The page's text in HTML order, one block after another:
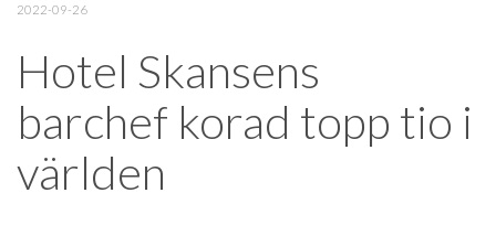
2022-09-26
Hotel Skansens
barchef korad topp tio i
världen